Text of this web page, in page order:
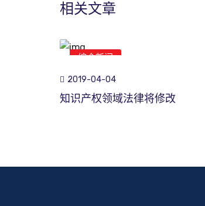
相关文章
综合新闻
2019-04-04
知识产权领域法律将修改